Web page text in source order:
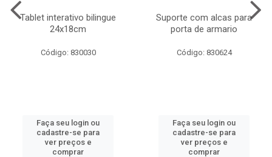
Tablet interativo bilingue
24x18cm
Código: 830030
Faça seu login ou
cadastre-se para
ver preços e
comprar
Suporte com alcas para
porta de armario
Código: 830624
Faça seu login ou
cadastre-se para
ver preços e
comprar